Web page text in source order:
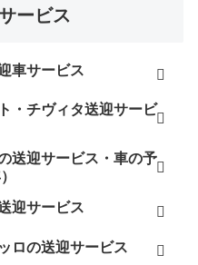
ービス
車サービス
・チヴィタ送迎サービ
送迎サービス・車の予
迎サービス
ロの送迎サービス